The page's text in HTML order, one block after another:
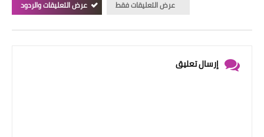
عرض التعليقات فقط
عرض التعليقات والردود
إرسال تعليق